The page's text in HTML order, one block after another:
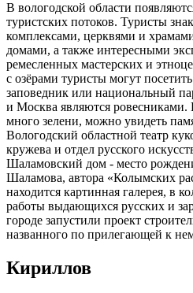
В вологодской области
туристских потоков. Туристы
комплексами, церквями и
домами, а также интересными
ремесленных мастерских и
с озёрами туристы могут
заповедник или национальный
и Москва являются ровесниками.
много зелени, можно увидеть
Вологодский областной театр
кружева и отдел русского
Шаламовский дом - место
Шаламова, автора «Колымских
находится картинная галерея, в
работы выдающихся русских и
городе запустили проект
названного по прилегающей к
Кириллов